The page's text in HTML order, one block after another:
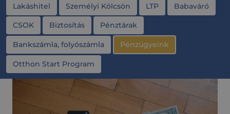
Lakáshitel Személyi Kölcsön LTP Babaváró
CSOK Biztosítás Pénztárak
Bankszámla, folyószámla Pénzügyeink
Otthon Start Program